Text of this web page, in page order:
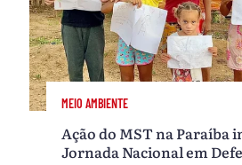
MEIO AMBIENTE
Ação do MST na Paraíba
Jornada Nacional em